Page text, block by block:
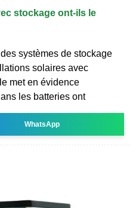
stockage ont-ils le
systèmes de stockage
solaires avec
met en évidence
les batteries ont
WhatsApp